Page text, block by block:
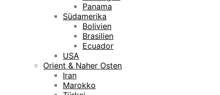
Panama
Südamerika
Bolivien
Brasilien
Ecuador
USA
Orient & Naher Osten
Iran
Marokko